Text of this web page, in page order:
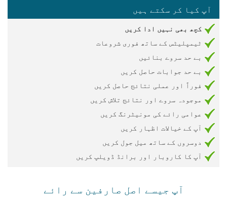
آپ کیا کر سکتے ہیں
کچھ بھی نہیں ادا کریں
ٹیمپلیٹس کے ساتھ فوری شروعات
بے حد سروے بنائیں
بے حد جوابات حاصل کریں
فوراً اور عملی نتائج حاصل کریں
موجودہ سروے اور نتائج تلاش کریں
عوامی رائے کی مونیٹرنگ کریں
آپ کے خیالات اظہار کریں
دوسروں کے ساتھ میل جول کریں
آپ کا کاروبار اور برانڈ ڈویلپ کریں
آپ جیسے اصل صارفین سے رائے